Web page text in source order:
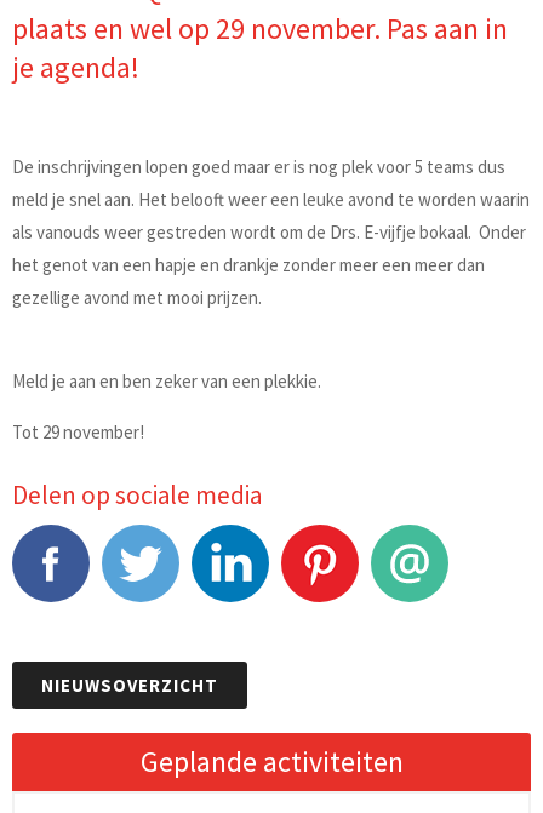
plaats en wel op 29 november. Pas aan in
je agenda!
De inschrijvingen lopen goed maar er is nog plek voor 5 teams dus
meld je snel aan. Het belooft weer een leuke avond te worden waarin
als vanouds weer gestreden wordt om de Drs. E-vijfje bokaal. Onder
het genot van een hapje en drankje zonder meer een meer dan
gezellige avond met mooi prijzen.
Meld je aan en ben zeker van een plekkie.
Tot 29 november!
Delen op sociale media
NIEUWSOVERZICHT
Geplande activiteiten